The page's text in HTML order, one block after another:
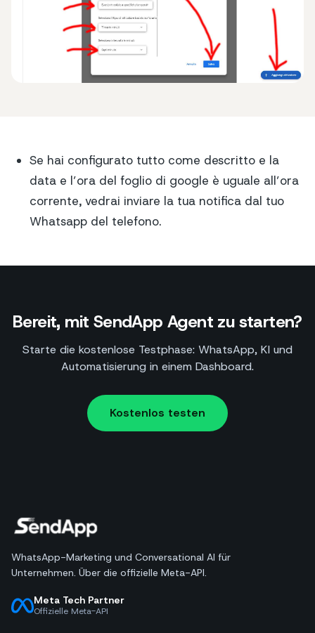
Se hai configurato tutto come descritto e la
data e l’ora del foglio di google è uguale all’ora
corrente, vedrai inviare la tua notifica dal tuo
Whatsapp del telefono.
Bereit, mit SendApp Agent zu starten?
Starte die kostenlose Testphase: WhatsApp, KI und
Automatisierung in einem Dashboard.
Kostenlos testen
WhatsApp-Marketing und Conversational AI für
Unternehmen. Über die offizielle Meta-API.
Meta Tech Partner
Offizielle Meta-API